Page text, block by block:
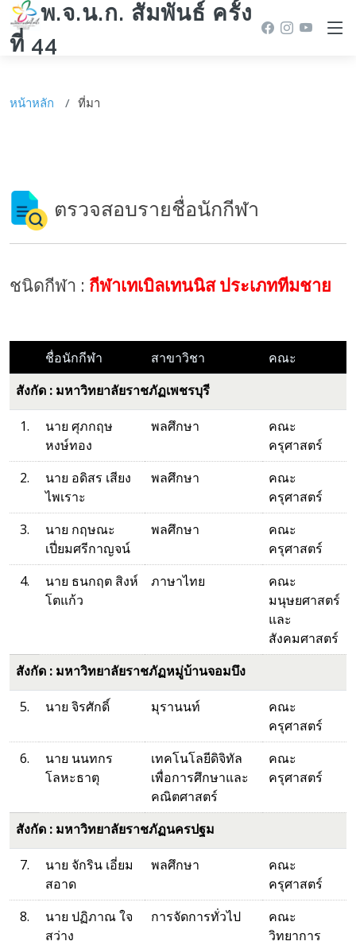
พ.จ.น.ก. สัมพันธ์ ครั้ง
ที่ 44
หน้าหลัก ที่มา
ตรวจสอบรายชื่อนักกีฬา
ชนิดกีฬา : กีฬาเทเบิลเทนนิส ประเภททีมชาย
ชื่อนักกีฬา สาขาวิชา
คณะ
สังกัด : มหาวิทยาลัยราชภัฏเพชรบุรี
1.
นาย ศุภกฤษ
หงษ์ทอง
พลศึกษา
คณะ
ครุศาสตร์
2.
นาย อดิสร เสียง
ไพเราะ
พลศึกษา
คณะ
ครุศาสตร์
3.
นาย กฤษณะ
เปี่ยมศรีกาญจน์
พลศึกษา
คณะ
ครุศาสตร์
4.
นาย ธนกฤต สิงห์
โตแก้ว
ภาษาไทย
คณะ
มนุษยศาสตร์
และ
สังคมศาสตร์
สังกัด : มหาวิทยาลัยราชภัฏหมู่บ้านจอมบึง
5. นาย จิรศักดิ์ มุรานนท์
คณะ
ครุศาสตร์
6.
นาย นนทกร
โลหะธาตุ
เทคโนโลยีดิจิทัล
เพื่อการศึกษาและ
คณิตศาสตร์
คณะ
ครุศาสตร์
สังกัด : มหาวิทยาลัยราชภัฏนครปฐม
7.
นาย จักริน เอี่ยม
สอาด
พลศึกษา
คณะ
ครุศาสตร์
8.
นาย ปฏิภาณ ใจ
สว่าง
การจัดการทั่วไป
คณะ
วิทยาการ